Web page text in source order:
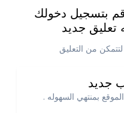
بتسجيل دخولك
جديد
من التعليق
جديد
بمنتهي السهوله .